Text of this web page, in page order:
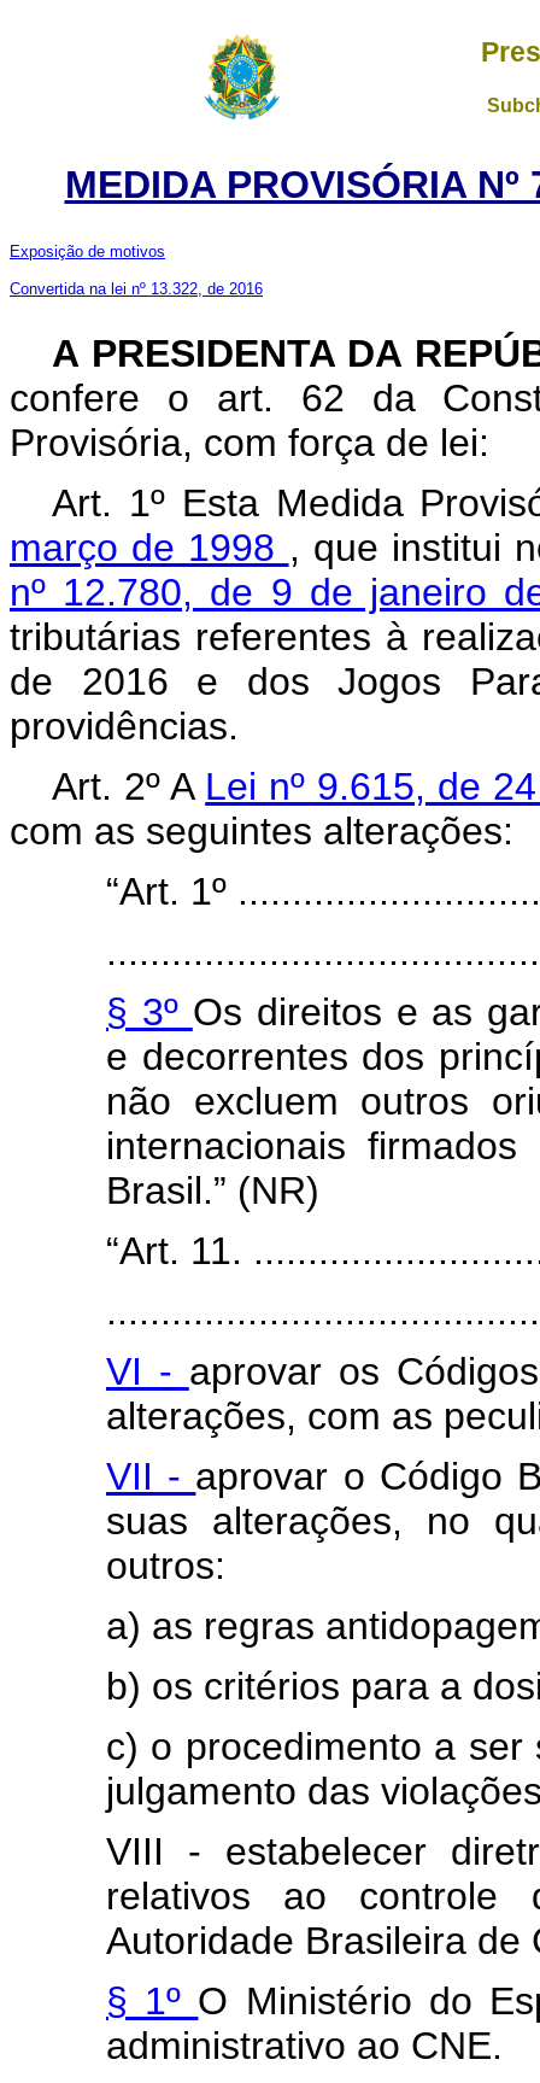
MEDIDA PROVISÓRIA
Exposição de motivos
Convertida na lei nº 13.322, de 2016
A PRESIDENTA DA
confere o art. 62 da
Provisória, com força de lei:
Art. 1º Esta Medida
março de 1998 , que institui
nº 12.780, de 9 de janeiro
tributárias referentes à
de 2016 e dos Jogos
providências.
Art. 2º A Lei nº 9.615, de
com as seguintes alterações:
“Art. 1º
§ 3º Os direitos e as
e decorrentes dos
não excluem outros
internacionais
Brasil.” (NR)
“Art. 11.
VI - aprovar os
alterações, com as
VII - aprovar o Código
suas alterações, no
outros:
a) as regras
b) os critérios para a
c) o procedimento a ser
julgamento das
VIII - estabelecer
relativos ao controle
Autoridade Brasileira de
§ 1º O Ministério do
administrativo ao CNE.